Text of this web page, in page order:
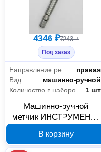
4346 ₽7243 ₽
Под заказ
правая
Вид
машинно-ручной
Количество в наборе
1 шт
Машинно-ручной
метчик ИНСТРУМЕНТ -
арт. ЗЛП4389
В корзину